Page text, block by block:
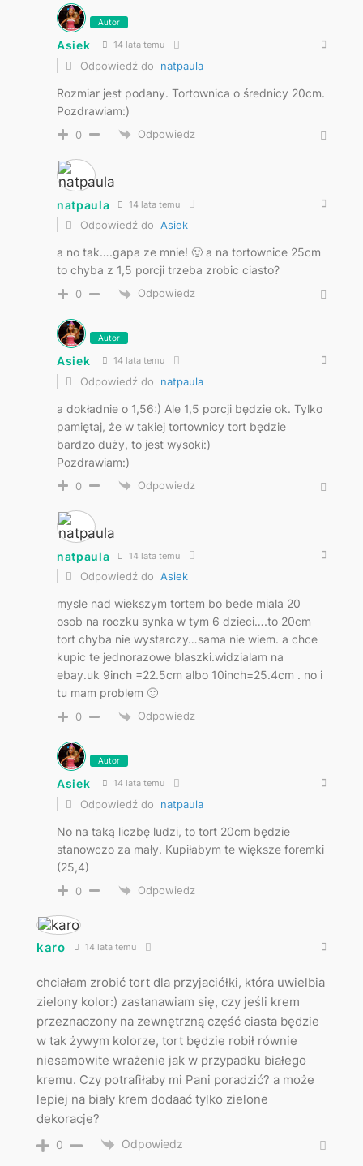
Autor
Asiek 14 lata temu
Odpowiedź do natpaula
Rozmiar jest podany. Tortownica o średnicy 20cm.
Pozdrawiam:)
0 Odpowiedz
natpaula 14 lata temu
Odpowiedź do Asiek
a no tak….gapa ze mnie! 🙂 a na tortownice 25cm
to chyba z 1,5 porcji trzeba zrobic ciasto?
0 Odpowiedz
Autor
Asiek 14 lata temu
Odpowiedź do natpaula
a dokładnie o 1,56:) Ale 1,5 porcji będzie ok. Tylko
pamiętaj, że w takiej tortownicy tort będzie
bardzo duży, to jest wysoki:)
Pozdrawiam:)
0 Odpowiedz
natpaula 14 lata temu
Odpowiedź do Asiek
mysle nad wiekszym tortem bo bede miala 20
osob na roczku synka w tym 6 dzieci….to 20cm
tort chyba nie wystarczy…sama nie wiem. a chce
kupic te jednorazowe blaszki.widzialam na
ebay.uk 9inch =22.5cm albo 10inch=25.4cm . no i
tu mam problem 🙂
0 Odpowiedz
Autor
Asiek 14 lata temu
Odpowiedź do natpaula
No na taką liczbę ludzi, to tort 20cm będzie
stanowczo za mały. Kupiłabym te większe foremki
(25,4)
0 Odpowiedz
karo 14 lata temu
chciałam zrobić tort dla przyjaciółki, która uwielbia
zielony kolor:) zastanawiam się, czy jeśli krem
przeznaczony na zewnętrzną część ciasta będzie
w tak żywym kolorze, tort będzie robił równie
niesamowite wrażenie jak w przypadku białego
kremu. Czy potrafiłaby mi Pani poradzić? a może
lepiej na biały krem dodaać tylko zielone
dekoracje?
0 Odpowiedz